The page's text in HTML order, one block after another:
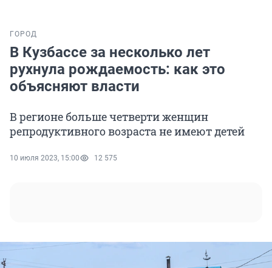
ГОРОД
В Кузбассе за несколько лет
рухнула рождаемость: как это
объясняют власти
В регионе больше четверти женщин
репродуктивного возраста не имеют детей
10 июля 2023, 15:00 12 575